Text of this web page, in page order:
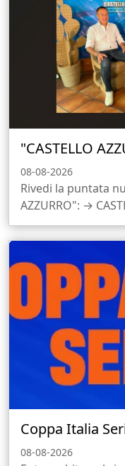
"CASTELLO
08-08-2026
Rivedi la puntata
AZZURRO": →
Coppa Italia
08-08-2026